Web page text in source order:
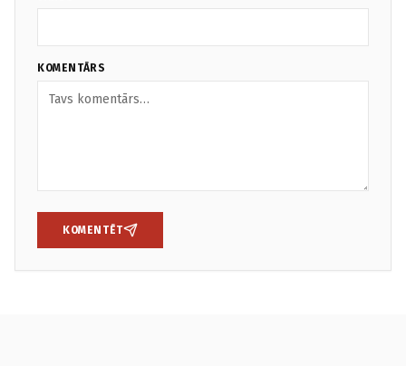
KOMENTĀRS
KOMENTĒT